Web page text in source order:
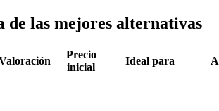
de las mejores alternativas
Precio
inicial
Ideal para